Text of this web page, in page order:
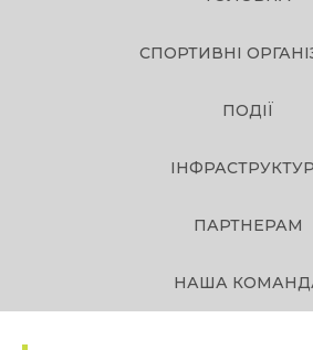
СПОРТИВНІ
ПОДІЇ
ПАРТНЕРАМ
НАША